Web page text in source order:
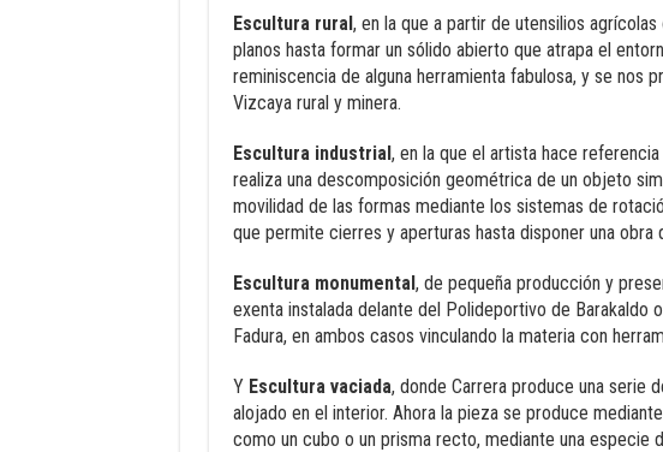
Escultura rural, en la que a partir de utensilios
planos hasta formar un sólido abierto que atrapa el
reminiscencia de alguna herramienta fabulosa, y se nos
Vizcaya rural y minera.
Escultura industrial, en la que el artista hace
realiza una descomposición geométrica de un objeto
movilidad de las formas mediante los sistemas de
que permite cierres y aperturas hasta disponer una obra
Escultura monumental, de pequeña producción y
exenta instalada delante del Polideportivo de Barakaldo
Fadura, en ambos casos vinculando la materia con
YEscultura vaciada, donde Carrera produce una serie
alojado en el interior. Ahora la pieza se produce
como un cubo o un prisma recto, mediante una especie